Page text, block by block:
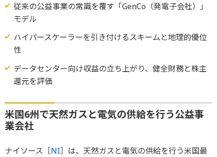
従来の公益事業の常識を覆す「GenCo（発電子会社）」
モデル
ハイパースケーラーを引き付けるスキームと地理的優位
性
データセンター向け収益の立ち上がり、健全財務と株主
還元を評価
米国6州で天然ガスと電気の供給を行う公益事
業会社
ナイソース［NI］は、天然ガスと電気の供給を行う米国最